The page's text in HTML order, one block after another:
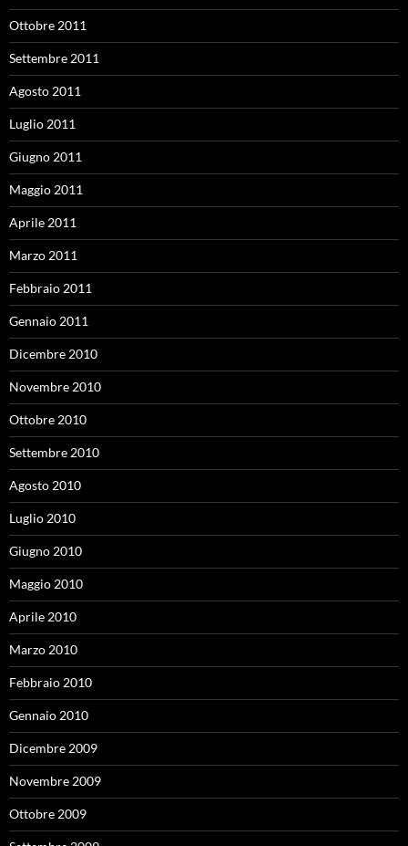
Ottobre 2011
Settembre 2011
Agosto 2011
Luglio 2011
Giugno 2011
Maggio 2011
Aprile 2011
Marzo 2011
Febbraio 2011
Gennaio 2011
Dicembre 2010
Novembre 2010
Ottobre 2010
Settembre 2010
Agosto 2010
Luglio 2010
Giugno 2010
Maggio 2010
Aprile 2010
Marzo 2010
Febbraio 2010
Gennaio 2010
Dicembre 2009
Novembre 2009
Ottobre 2009